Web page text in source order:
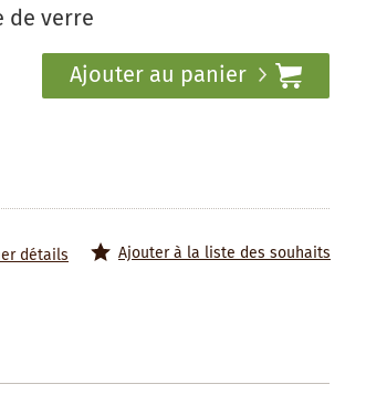
de verre
Ajouter au panier
Ajouter à la liste des souhaits
détails